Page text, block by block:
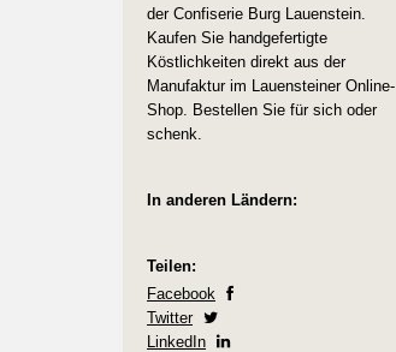
der Confiserie Burg Lauenstein.
Kaufen Sie handgefertigte
Köstlichkeiten direkt aus der
Manufaktur im Lauensteiner Online-
Shop. Bestellen Sie für sich oder
schenk.
In anderen Ländern:
Teilen:
Facebook
Twitter
LinkedIn